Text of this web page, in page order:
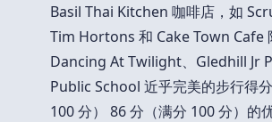
Basil Thai Kitchen 咖啡店，如
Tim Hortons 和 Cake Town Cafe
Dancing At Twilight、Gledhill Jr
Public Sc​​hool 近乎完美的步行得
100 分） 86 分（满分 100 分）的